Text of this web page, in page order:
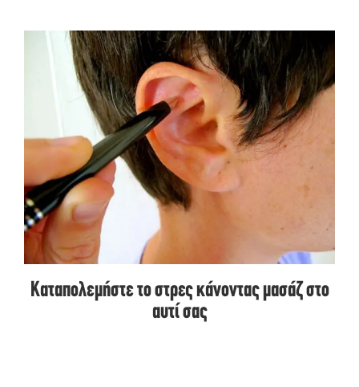
Καταπολεμήστε το στρες κάνοντας μασάζ στο
αυτί σας